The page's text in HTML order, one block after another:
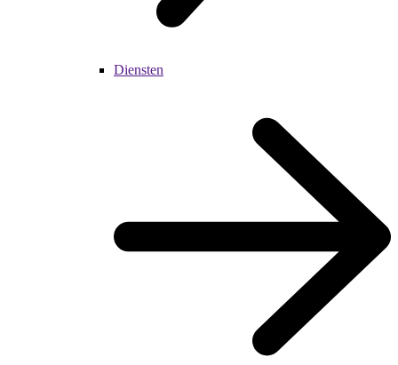
Diensten